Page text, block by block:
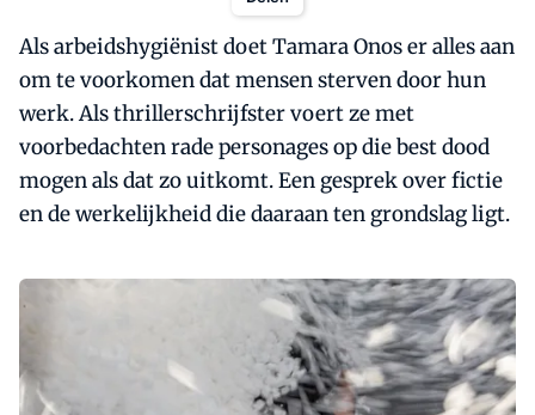
Als arbeidshygiënist doet Tamara Onos er alles aan
om te voorkomen dat mensen sterven door hun
werk. Als thrillerschrijfster voert ze met
voorbedachten rade personages op die best dood
mogen als dat zo uitkomt. Een gesprek over fictie
en de werkelijkheid die daaraan ten grondslag ligt.